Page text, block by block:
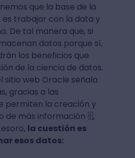
que la base de la
es trabajar con la data y
De tal manera que, si
datos porque sí,
los beneficios que
de la ciencia de datos.
sitio web Oracle señala
gracias a las
permiten la creación y
de más información 🗄,
la cuestión es
esos datos: